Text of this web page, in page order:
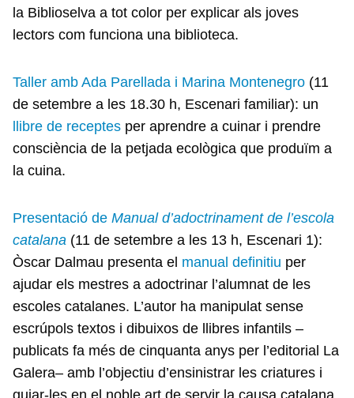
la Biblioselva a tot color per explicar als joves
lectors com funciona una biblioteca.
Taller amb Ada Parellada i Marina Montenegro (11
de setembre a les 18.30 h, Escenari familiar): un
llibre de receptes per aprendre a cuinar i prendre
consciència de la petjada ecològica que produïm a
la cuina.
Presentació de Manual d’adoctrinament de l’escola
catalana (11 de setembre a les 13 h, Escenari 1):
Òscar Dalmau presenta el manual definitiu per
ajudar els mestres a adoctrinar l’alumnat de les
escoles catalanes. L’autor ha manipulat sense
escrúpols textos i dibuixos de llibres infantils –
publicats fa més de cinquanta anys per l’editorial La
Galera– amb l’objectiu d’ensinistrar les criatures i